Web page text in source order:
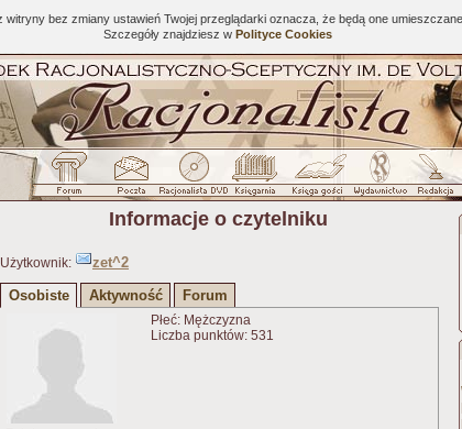
bez zmiany ustawień Twojej przeglądarki oznacza, że będą one
Szczegóły znajdziesz w Polityce Cookies
Informacje o czytelniku
Użytkownik:
zet^2
Osobiste
Aktywność Forum
Płeć: Mężczyzna
Liczba punktów: 531